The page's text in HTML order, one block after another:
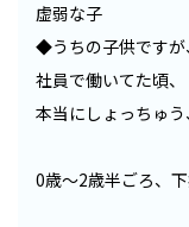
虚弱な子
◆うちの子供ですが
社員で働いてた頃、
本当にしょっちゅう
0歳〜2歳半ごろ、